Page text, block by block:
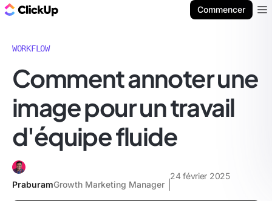
Commencer
WORKFLOW
Comment annoter une
image pour un travail
d'équipe fluide
PraburamGrowth Marketing Manager
24 février 2025